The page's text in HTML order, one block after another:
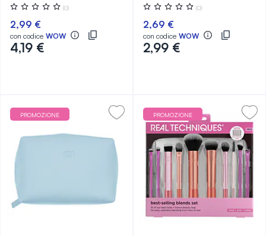
Valutazione:
0%
(0)
2,99 €
con codice WOW
4,19 €
Valutazione:
0%
(0)
2,69 €
con codice WOW
2,99 €
PROMOZIONE PROMOZIONE